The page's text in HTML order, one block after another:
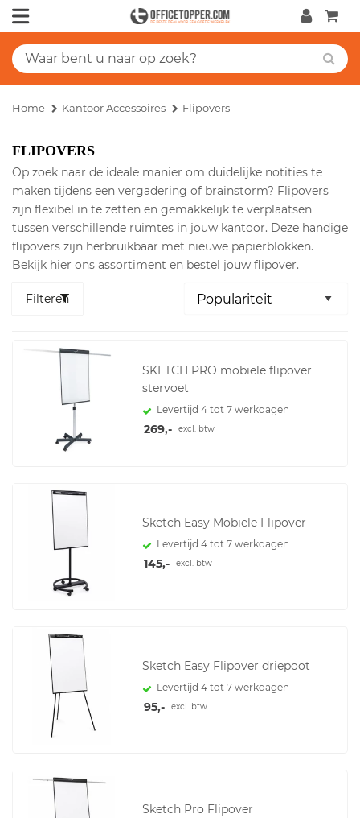
Home Kantoor Accessoires Flipovers
FLIPOVERS
Op zoek naar de ideale manier om duidelijke notities te
maken tijdens een vergadering of brainstorm? Flipovers
zijn flexibel in te zetten en gemakkelijk te verplaatsen
tussen verschillende ruimtes in jouw kantoor. Deze handige
flipovers zijn herbruikbaar met nieuwe papierblokken.
Bekijk hier ons assortiment en bestel jouw flipover.
Filteren
SKETCH PRO mobiele flipover
stervoet
Levertijd 4 tot 7 werkdagen
269,- excl. btw
Sketch Easy Mobiele Flipover
Levertijd 4 tot 7 werkdagen
145,- excl. btw
Sketch Easy Flipover driepoot
Levertijd 4 tot 7 werkdagen
95,- excl. btw
Sketch Pro Flipover